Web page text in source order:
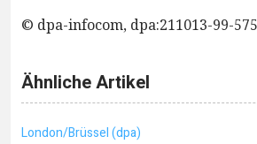
© dpa-infocom, dpa:211013-99-
Ähnliche Artikel
London/Brüssel (dpa)